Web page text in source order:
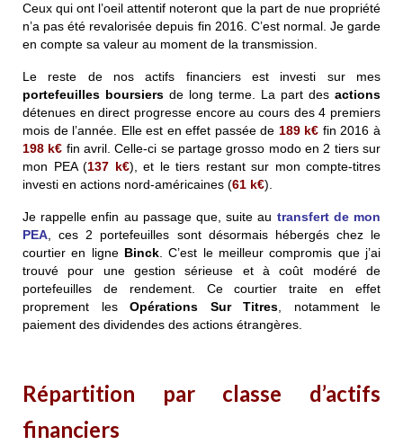
Ceux qui ont l’oeil attentif noteront que la part de nue propriété
n’a pas été revalorisée depuis fin 2016. C’est normal. Je garde
en compte sa valeur au moment de la transmission.
Le reste de nos actifs financiers est investi sur mes
portefeuilles boursiers de long terme. La part des actions
détenues en direct progresse encore au cours des 4 premiers
mois de l’année. Elle est en effet passée de 189 k€ fin 2016 à
198 k€ fin avril. Celle-ci se partage grosso modo en 2 tiers sur
mon PEA (137 k€), et le tiers restant sur mon compte-titres
investi en actions nord-américaines (61 k€).
Je rappelle enfin au passage que, suite au transfert de mon
PEA , ces 2 portefeuilles sont désormais hébergés chez le
courtier en ligne Binck . C’est le meilleur compromis que j’ai
trouvé pour une gestion sérieuse et à coût modéré de
portefeuilles de rendement. Ce courtier traite en effet
proprement les Opérations Sur Titres , notamment le
paiement des dividendes des actions étrangères.
Répartition par classe d’actifs
financiers